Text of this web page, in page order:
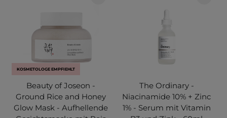
KOSMETOLOGE EMPFIEHLT
Beauty of Joseon -
Ground Rice and Honey
Glow Mask - Aufhellende
The Ordinary -
Niacinamide 10% + Zinc
1% - Serum mit Vitamin